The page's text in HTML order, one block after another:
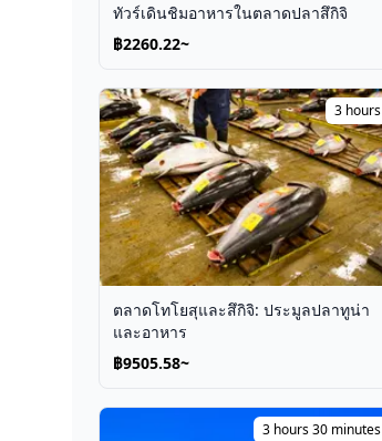
ทัวร์เดินชิมอาหารในตลาดปลาสึกิจิ
฿2260.22~
3 hours
ตลาดโทโยสุและสึกิจิ: ประมูลปลาทูน่า
และอาหาร
฿9505.58~
3 hours 30 minutes